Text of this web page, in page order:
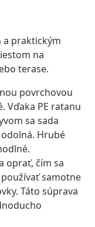
a praktickým
na
terase.
povrchovou
Vďaka PE ratanu
sa sada
Hrubé
oprať, čím sa
samotne
Táto súprava